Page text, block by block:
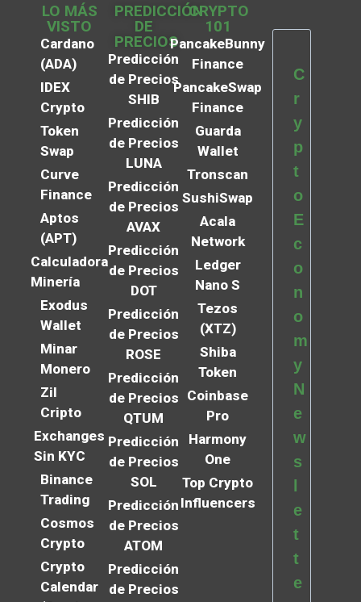
LO MÁS
VISTO
Cardano
(ADA)
IDEX
Crypto
Token
Swap
Curve
Finance
Aptos
(APT)
Calculadora
Minería
Exodus
Wallet
Minar
Monero
Zil
Cripto
Exchanges
Sin KYC
Binance
Trading
Cosmos
Crypto
Crypto
Calendar
PREDICCIÓN
DE
PRECIOS
Predicción
de Precios
SHIB
Predicción
de Precios
LUNA
Predicción
de Precios
AVAX
Predicción
de Precios
DOT
Predicción
de Precios
ROSE
Predicción
de Precios
QTUM
Predicción
de Precios
SOL
Predicción
de Precios
ATOM
Predicción
de Precios
CRYPTO
101
PancakeBunny
Finance
PancakeSwap
Finance
Guarda
Wallet
Tronscan
SushiSwap
Acala
Network
Ledger
Nano S
Tezos
(XTZ)
Shiba
Token
Coinbase
Pro
Harmony
One
Top Crypto
Influencers
C
r
y
p
t
o
E
c
o
n
o
m
y
N
e
w
s
l
e
t
t
e